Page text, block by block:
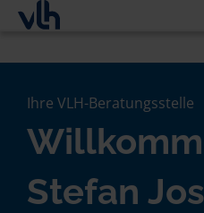
Ihre VLH-Beratungsstelle
Stefan